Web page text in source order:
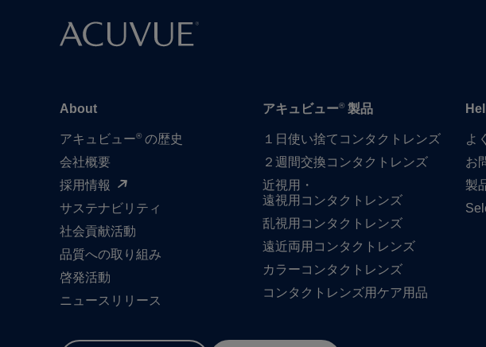
About
アキュビュー® の歴史
会社概要
採用情報
サステナビリティ
社会貢献活動
品質への​取り組み
啓発活動
ニュースリリース
アキュビュー®製品
１日​使い捨て​​コンタクトレンズ
２週間交換コンタクトレンズ
近視用・
遠視用コンタクトレンズ
乱視用コンタクトレンズ
遠近両用コンタクトレンズ
カラーコンタクトレンズ
コンタクトレンズ用ケア用品
よ
お
製